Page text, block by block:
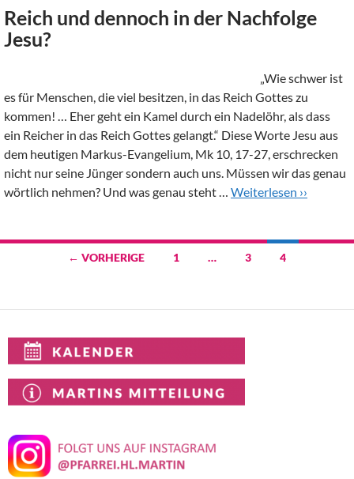
Reich und dennoch in der Nachfolge
Jesu?
„Wie schwer ist
es für Menschen, die viel besitzen, in das Reich Gottes zu
kommen! … Eher geht ein Kamel durch ein Nadelöhr, als dass
ein Reicher in das Reich Gottes gelangt.“ Diese Worte Jesu aus
dem heutigen Markus-Evangelium, Mk 10, 17-27, erschrecken
nicht nur seine Jünger sondern auch uns. Müssen wir das genau
wörtlich nehmen? Und was genau steht … Weiterlesen ››
Beitragsnavigation
← VORHERIGE 1 … 3 4